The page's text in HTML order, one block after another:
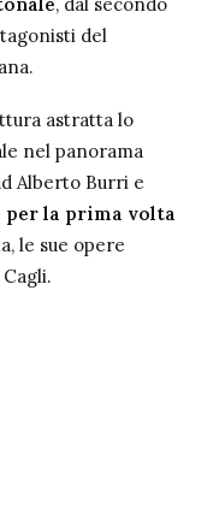
del
astratta lo
nel panorama
Alberto Burri e
per la prima volta
le sue opere